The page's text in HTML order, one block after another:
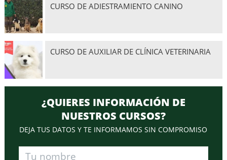
CURSO DE ADIESTRAMIENTO CANINO
CURSO DE AUXILIAR DE CLÍNICA VETERINARIA
¿QUIERES INFORMACIÓN DE
NUESTROS CURSOS?
DEJA TUS DATOS Y TE INFORMAMOS SIN COMPROMISO